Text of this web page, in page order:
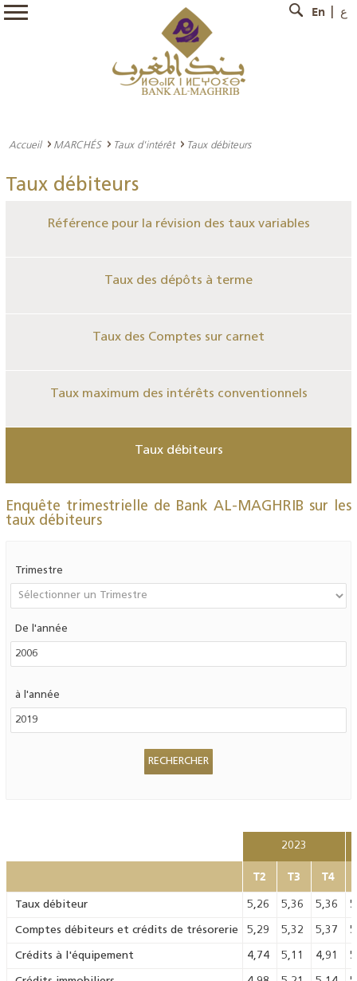
En ع
Accueil MARCHÉS Taux d'intérêt Taux débiteurs
Taux débiteurs
Référence pour la révision des taux variables
Taux des dépôts à terme
Taux des Comptes sur carnet
Taux maximum des intérêts conventionnels
Taux débiteurs
Enquête trimestrielle de Bank AL-MAGHRIB sur les
taux débiteurs
Trimestre
De l'année
à l'année
2023
T2 T3 T4
Taux débiteur 5,26 5,36 5,36
Comptes débiteurs et crédits de trésorerie 5,29 5,32 5,37
Crédits à l'équipement 4,74 5,11 4,91